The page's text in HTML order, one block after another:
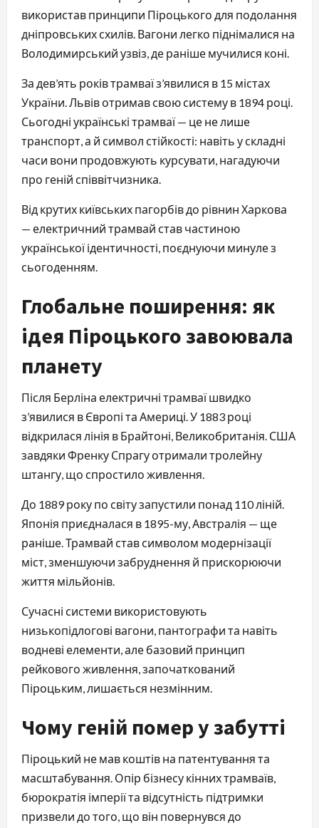
використав принципи Піроцького для подолання
дніпровських схилів. Вагони легко піднімалися на
Володимирський узвіз, де раніше мучилися коні.
За дев’ять років трамваї з’явилися в 15 містах
України. Львів отримав свою систему в 1894 році.
Сьогодні українські трамваї — це не лише
транспорт, а й символ стійкості: навіть у складні
часи вони продовжують курсувати, нагадуючи
про геній співвітчизника.
Від крутих київських пагорбів до рівнин Харкова
— електричний трамвай став частиною
української ідентичності, поєднуючи минуле з
сьогоденням.
Глобальне поширення: як
ідея Піроцького завоювала
планету
Після Берліна електричні трамваї швидко
з’явилися в Європі та Америці. У 1883 році
відкрилася лінія в Брайтоні, Великобританія. США
завдяки Френку Спрагу отримали тролейну
штангу, що спростило живлення.
До 1889 року по світу запустили понад 110 ліній.
Японія приєдналася в 1895-му, Австралія — ще
раніше. Трамвай став символом модернізації
міст, зменшуючи забруднення й прискорюючи
життя мільйонів.
Сучасні системи використовують
низькопідлогові вагони, пантографи та навіть
водневі елементи, але базовий принцип
рейкового живлення, започаткований
Піроцьким, лишається незмінним.
Чому геній помер у забутті
Піроцький не мав коштів на патентування та
масштабування. Опір бізнесу кінних трамваїв,
бюрократія імперії та відсутність підтримки
призвели до того, що він повернувся до